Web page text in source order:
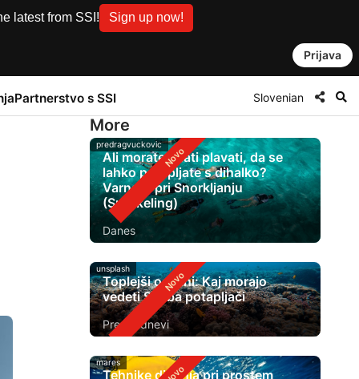
latest from SSI! Sign up now!
Prijava
Partnerstvo s SSI Slovenian
More
predragvuckovic
Ali morate znati plavati, da se
lahko potapljate s dihalko?
Varnost pri Snorkljanju
(Snorkeling)
Danes
unsplash
Toplejši oceani: Kaj morajo
vedeti Scuba potapljači
Pred 2 dnevi
mares
Tehnike dihanja pri prostem